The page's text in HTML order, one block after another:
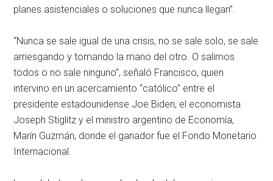
planes asistenciales o soluciones que nunca llegan”.
“Nunca se sale igual de una crisis, no se sale solo, se sale
arriesgando y tomando la mano del otro. O salimos
todos o no sale ninguno”, señaló Francisco, quien
intervino en un acercamiento “católico” entre el
presidente estadounidense Joe Biden, el economista
Joseph Stiglitz y el ministro argentino de Economía,
Marín Guzmán, donde el ganador fue el Fondo Monetario
Internacional.